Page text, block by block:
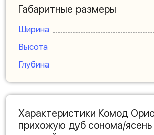
Габаритные размеры
Ширина
Высота
Глубина
Характеристики Комод
прихожую дуб сонома/